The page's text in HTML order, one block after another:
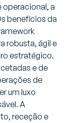
a
benefícios da
robusta, ágil e
estratégico.
e de
de
um luxo
A
receção e